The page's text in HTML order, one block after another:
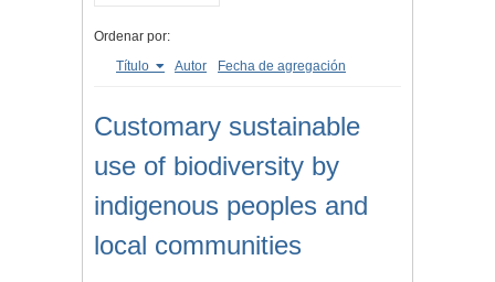
Ordenar por:
Título
Autor Fecha de agregación
Customary sustainable
use of biodiversity by
indigenous peoples and
local communities